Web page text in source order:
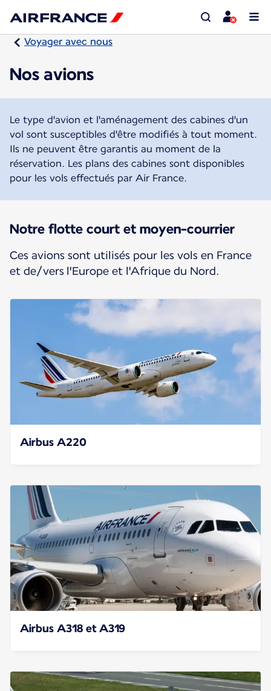
Voyager avec nous
Nos avions
Le type d'avion et l'aménagement des cabines d'un
vol sont susceptibles d'être modifiés à tout moment.
Ils ne peuvent être garantis au moment de la
réservation. Les plans des cabines sont disponibles
pour les vols effectués par Air France.
Notre flotte court et moyen-courrier
Ces avions sont utilisés pour les vols en France
et de/vers l'Europe et l'Afrique du Nord.
Airbus A220
Airbus A318 et A319